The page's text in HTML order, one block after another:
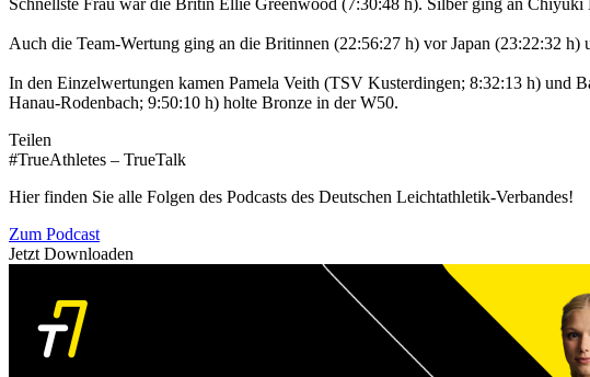
Schnellste Frau war die Britin Ellie Greenwood (7:30:48 h). Silber ging an
Auch die Team-Wertung ging an die Britinnen (22:56:27 h) vor Japan (23:22:32
In den Einzelwertungen kamen Pamela Veith (TSV Kusterdingen; 8:32:13 h) und
Hanau-Rodenbach; 9:50:10 h) holte Bronze in der W50.
Teilen
#TrueAthletes – TrueTalk
Hier finden Sie alle Folgen des Podcasts des Deutschen Leichtathletik-Verbandes!
Zum Podcast
Jetzt Downloaden